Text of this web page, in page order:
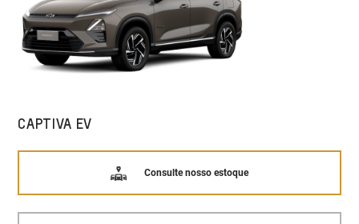
CAPTIVA EV
Consulte nosso estoque